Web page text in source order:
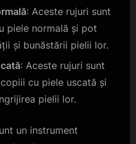
: Aceste rujuri sunt
piele normală și pot
și bunăstării pielii lor.
: Aceste rujuri sunt
cu piele uscată și
pielii lor.
un instrument